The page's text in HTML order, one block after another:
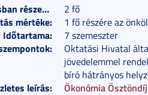
Támogatásban részesülők száma: 2 fő
mértéke: 1 fő részére az
Időtartama: 7 szemeszter
Oktatási Hivatal
jövedelemmel
bíró hátrányos
leírás: Ökonómia